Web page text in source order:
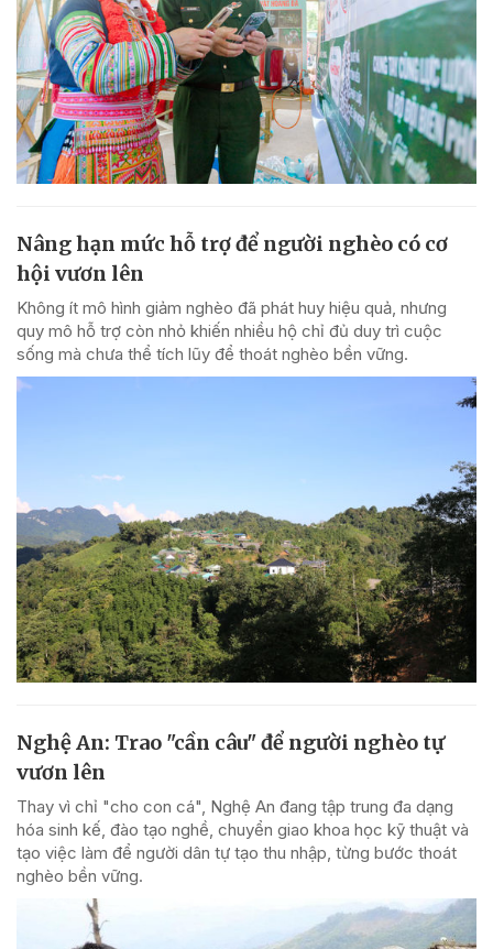
Nâng hạn mức hỗ trợ để người nghèo có cơ
hội vươn lên
Không ít mô hình giảm nghèo đã phát huy hiệu quả, nhưng
quy mô hỗ trợ còn nhỏ khiến nhiều hộ chỉ đủ duy trì cuộc
sống mà chưa thể tích lũy để thoát nghèo bền vững.
Nghệ An: Trao "cần câu" để người nghèo tự
vươn lên
Thay vì chỉ "cho con cá", Nghệ An đang tập trung đa dạng
hóa sinh kế, đào tạo nghề, chuyển giao khoa học kỹ thuật và
tạo việc làm để người dân tự tạo thu nhập, từng bước thoát
nghèo bền vững.